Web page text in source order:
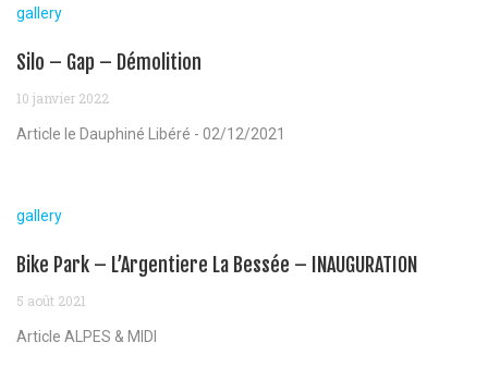
gallery
Silo – Gap – Démolition
10 janvier 2022
Article le Dauphiné Libéré - 02/12/2021
gallery
Bike Park – L’Argentiere La Bessée – INAUGURATION
5 août 2021
Article ALPES & MIDI